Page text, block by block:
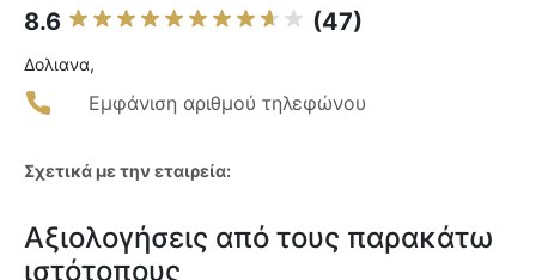
8.6 (47)
Δολιανα,
Εμφάνιση αριθμού τηλεφώνου
Σχετικά με την εταιρεία:
Αξιολογήσεις από τους παρακάτω
ιστότοπους